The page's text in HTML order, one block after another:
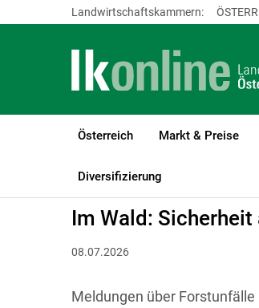
Landwirtschaftskammern:
Österreich Markt & Preise
Diversifizierung
LK Österreich Forst
Im Wald:
08.07.2026
Meldungen über